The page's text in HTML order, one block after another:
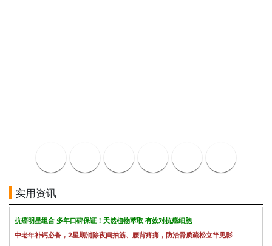
实用资讯
抗癌明星组合 多年口碑保证！天然植物萃取 有效对抗癌细胞
中老年补钙必备，2星期消除夜间抽筋、腰背疼痛，防治骨质疏松立竿见影